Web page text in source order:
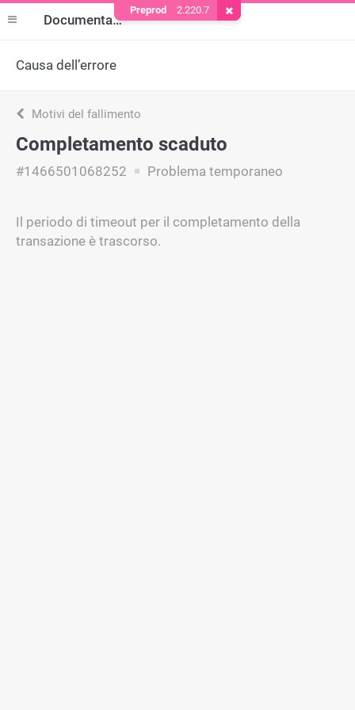
Documentazione
Causa dell’errore
Motivi del fallimento
Completamento scaduto
#1466501068252 Problema temporaneo
Il periodo di timeout per il completamento della
transazione è trascorso.
Preprod 2.220.7 Rimuovere il cookie